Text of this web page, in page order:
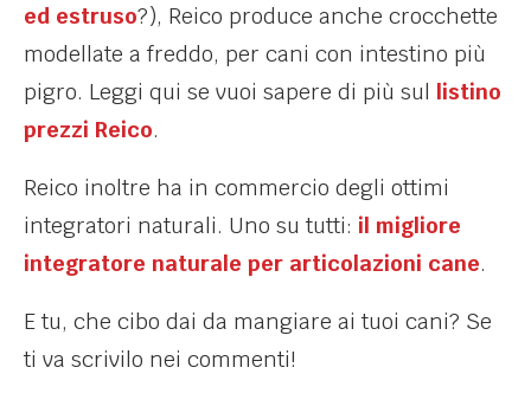
ed estruso?), Reico produce anche crocchette
modellate a freddo, per cani con intestino più
pigro. Leggi qui se vuoi sapere di più sul listino
prezzi Reico.
Reico inoltre ha in commercio degli ottimi
integratori naturali. Uno su tutti: il migliore
integratore naturale per articolazioni cane.
E tu, che cibo dai da mangiare ai tuoi cani? Se
ti va scrivilo nei commenti!